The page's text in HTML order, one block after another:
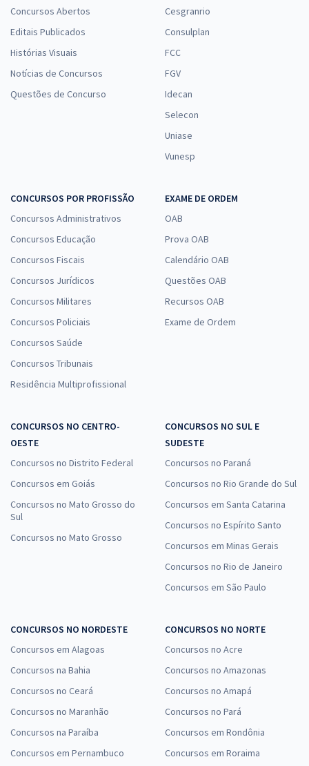
Concursos Abertos
Editais Publicados
Histórias Visuais
Notícias de Concursos
Questões de Concurso
Cesgranrio
Consulplan
FCC
FGV
Idecan
Selecon
Uniase
Vunesp
CONCURSOS POR PROFISSÃO
Concursos Administrativos
Concursos Educação
Concursos Fiscais
Concursos Jurídicos
Concursos Militares
Concursos Policiais
Concursos Saúde
Concursos Tribunais
Residência Multiprofissional
EXAME DE ORDEM
OAB
Prova OAB
Calendário OAB
Questões OAB
Recursos OAB
Exame de Ordem
CONCURSOS NO CENTRO-
OESTE
Concursos no Distrito Federal
Concursos em Goiás
Concursos no Mato Grosso do
Sul
Concursos no Mato Grosso
CONCURSOS NO SUL E
SUDESTE
Concursos no Paraná
Concursos no Rio Grande do Sul
Concursos em Santa Catarina
Concursos no Espírito Santo
Concursos em Minas Gerais
Concursos no Rio de Janeiro
Concursos em São Paulo
CONCURSOS NO NORDESTE
Concursos em Alagoas
Concursos na Bahia
Concursos no Ceará
Concursos no Maranhão
Concursos na Paraíba
Concursos em Pernambuco
CONCURSOS NO NORTE
Concursos no Acre
Concursos no Amazonas
Concursos no Amapá
Concursos no Pará
Concursos em Rondônia
Concursos em Roraima